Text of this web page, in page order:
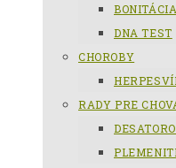
DNA TEST
CHOROBY
RADY PRE